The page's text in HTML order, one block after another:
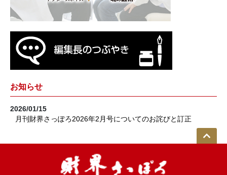
お知らせ
2026/01/15
月刊財界さっぽろ2026年2月号についてのお詫びと訂正